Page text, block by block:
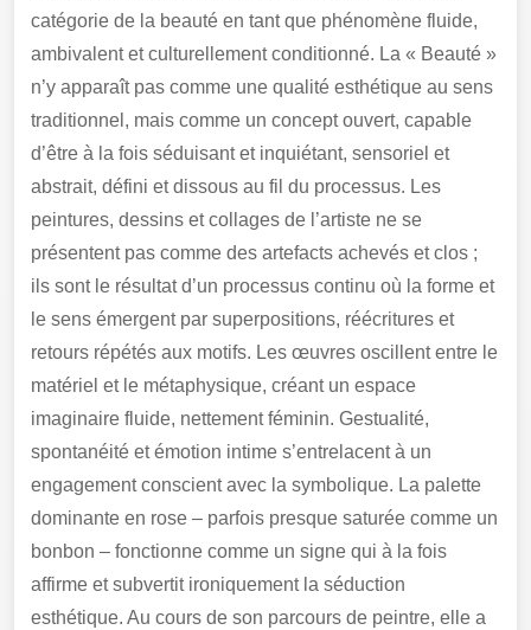
catégorie de la beauté en tant que phénomène fluide,
ambivalent et culturellement conditionné. La « Beauté »
n’y apparaît pas comme une qualité esthétique au sens
traditionnel, mais comme un concept ouvert, capable
d’être à la fois séduisant et inquiétant, sensoriel et
abstrait, défini et dissous au fil du processus. Les
peintures, dessins et collages de l’artiste ne se
présentent pas comme des artefacts achevés et clos ;
ils sont le résultat d’un processus continu où la forme et
le sens émergent par superpositions, réécritures et
retours répétés aux motifs. Les œuvres oscillent entre le
matériel et le métaphysique, créant un espace
imaginaire fluide, nettement féminin. Gestualité,
spontanéité et émotion intime s’entrelacent à un
engagement conscient avec la symbolique. La palette
dominante en rose – parfois presque saturée comme un
bonbon – fonctionne comme un signe qui à la fois
affirme et subvertit ironiquement la séduction
esthétique. Au cours de son parcours de peintre, elle a